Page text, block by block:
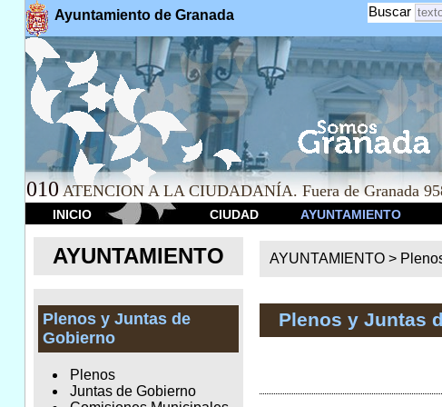
Ayuntamiento de Granada Buscar
010 ATENCION A LA CIUDADANÍA. Fuera de Granada
INICIO CIUDAD AYUNTAMIENTO
AYUNTAMIENTO
Plenos y Juntas de
Gobierno
Plenos
Juntas de Gobierno
AYUNTAMIENTO >
Plenos y Juntas